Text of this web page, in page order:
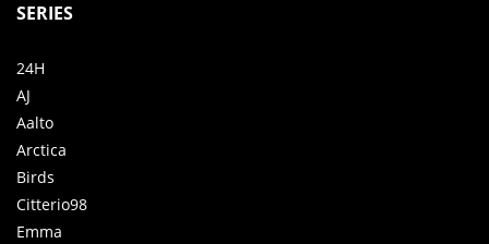
SERIES
24H
AJ
Aalto
Arctica
Birds
Citterio98
Emma